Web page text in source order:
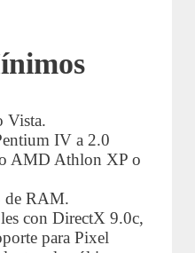
Vista.
IV a 2.0
AMD Athlon XP o
de RAM.
con DirectX 9.0c,
para Pixel